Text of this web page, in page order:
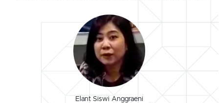
Elant Siswi Anggraeni